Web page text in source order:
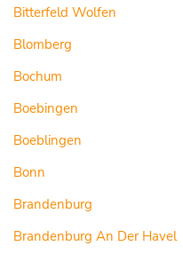
Bitterfeld Wolfen
Blomberg
Bochum
Boebingen
Boeblingen
Bonn
Brandenburg
Brandenburg An Der Havel